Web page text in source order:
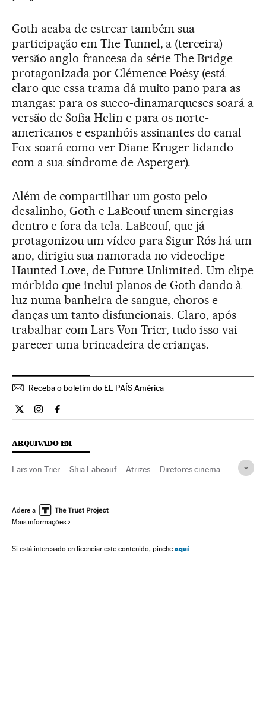
Goth acaba de estrear também sua
participação em The Tunnel, a (terceira)
versão anglo-francesa da série The Bridge
protagonizada por Clémence Poésy (está
claro que essa trama dá muito pano para as
mangas: para os sueco-dinamarqueses soará a
versão de Sofia Helin e para os norte-
americanos e espanhóis assinantes do canal
Fox soará como ver Diane Kruger lidando
com a sua síndrome de Asperger).
Além de compartilhar um gosto pelo
desalinho, Goth e LaBeouf unem sinergias
dentro e fora da tela. LaBeouf, que já
protagonizou um vídeo para Sigur Rós há um
ano, dirigiu sua namorada no videoclipe
Haunted Love, de Future Unlimited. Um clipe
mórbido que inclui planos de Goth dando à
luz numa banheira de sangue, choros e
danças um tanto disfuncionais. Claro, após
trabalhar com Lars Von Trier, tudo isso vai
parecer uma brincadeira de crianças.
Receba o boletim do EL PAÍS América
Cultura El País Brasil en Twitter
Cultura El País Brasil en Instagram
Cultura El País Brasil en Facebook
ARQUIVADO EM
Lars von Trier Shia Labeouf Atrizes Diretores cinema
Adere a
Mais informações
Si está interesado en licenciar este contenido, pinche aquí